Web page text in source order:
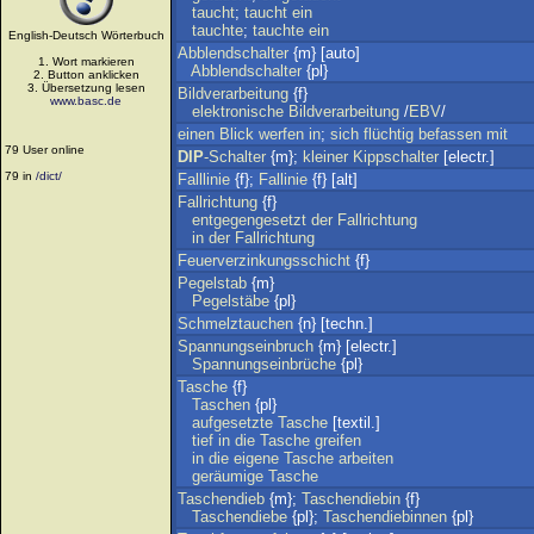
English-Deutsch Wörterbuch
1. Wort markieren
2. Button anklicken
3. Übersetzung lesen
www.basc.de
79 User online
79 in /dict/
taucht; taucht ein
tauchte; tauchte ein
Abblendschalter {m} [auto]
Abblendschalter {pl}
Bildverarbeitung {f}
elektronische Bildverarbeitung /EBV/
einen Blick werfen in; sich flüchtig befassen mit
DIP-Schalter {m}; kleiner Kippschalter [electr.]
Falllinie {f}; Fallinie {f} [alt]
Fallrichtung {f}
entgegengesetzt der Fallrichtung
in der Fallrichtung
Feuerverzinkungsschicht {f}
Pegelstab {m}
Pegelstäbe {pl}
Schmelztauchen {n} [techn.]
Spannungseinbruch {m} [electr.]
Spannungseinbrüche {pl}
Tasche {f}
Taschen {pl}
aufgesetzte Tasche [textil.]
tief in die Tasche greifen
in die eigene Tasche arbeiten
geräumige Tasche
Taschendieb {m}; Taschendiebin {f}
Taschendiebe {pl}; Taschendiebinnen {pl}